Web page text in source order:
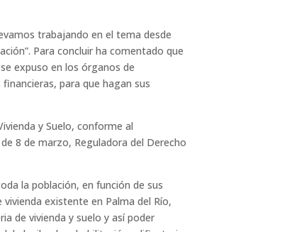
trabajando en el tema desde
Para concluir ha comentado que
expuso en los órganos de
para que hagan sus
y Suelo, conforme al
8 de marzo, Reguladora del Derecho
la población, en función de sus
existente en Palma del Río,
de vivienda y suelo y así poder